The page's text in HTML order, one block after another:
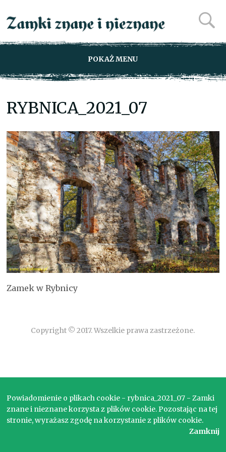
POKAŻ MENU
RYBNICA_2021_07
Zamek w Rybnicy
Copyright © 2017. Wszelkie prawa zastrzeżone.
Powiadomienie o plikach cookie - rybnica_2021_07 - Zamki
znane i nieznane korzysta z plików cookie. Pozostając na tej
stronie, wyrażasz zgodę na korzystanie z plików cookie.
Zamknij